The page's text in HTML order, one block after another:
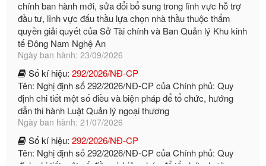
quyền giải quyết của Sở Tài chính và Ban Quản lý Khu kinh
tế Đông Nam Nghệ An
Ngày ban hành: 23/09/2026
Số kí hiệu:292/2026/NĐ-CP
định chi tiết một số điều và biện pháp để tổ chức, hướng
dẫn thi hành Luật Quản lý ngoại thương
Ngày ban hành: 21/07/2026
Số kí hiệu:292/2026/NĐ-CP
định chi tiết một số điều và biện pháp để tổ chức, hướng
dẫn thi hành Luật Quản lý ngoại thương